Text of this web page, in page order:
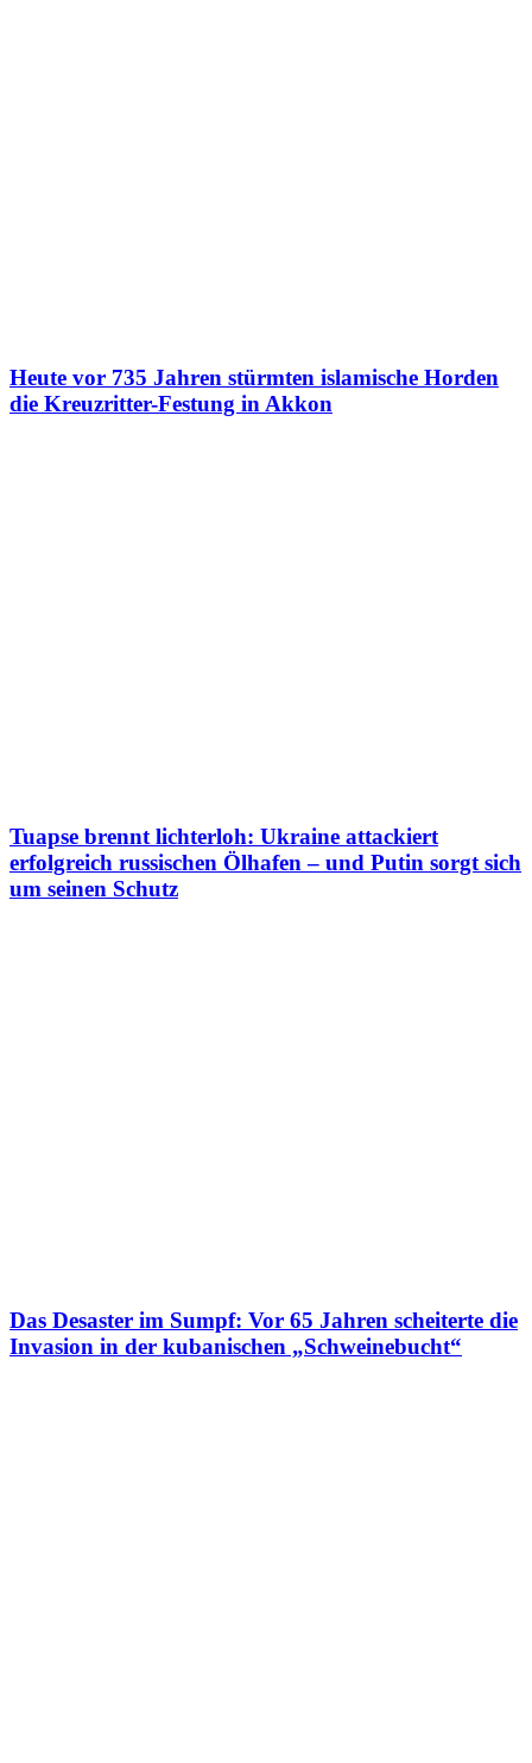
Heute vor 735 Jahren stürmten islamische Horden
die Kreuzritter-Festung in Akkon
Tuapse brennt lichterloh: Ukraine attackiert
erfolgreich russischen Ölhafen – und Putin sorgt sich
um seinen Schutz
Das Desaster im Sumpf: Vor 65 Jahren scheiterte die
Invasion in der kubanischen „Schweinebucht“